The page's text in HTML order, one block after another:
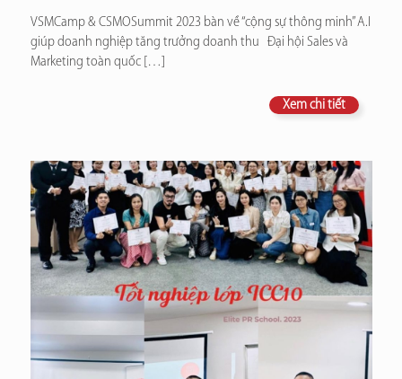
VSMCamp & CSMOSummit 2023 bàn về “cộng sự thông minh” A.I
giúp doanh nghiệp tăng trưởng doanh thu Đại hội Sales và
Marketing toàn quốc[…]
Xem chi tiết